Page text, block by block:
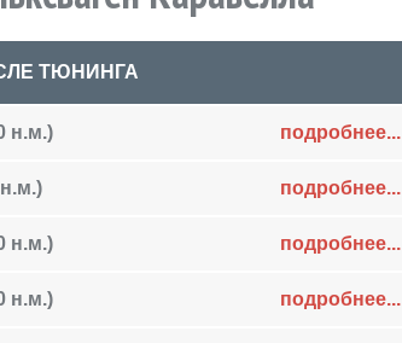
ТЮНИНГА
н.м.) подробнее...
подробнее...
н.м.) подробнее...
н.м.) подробнее...